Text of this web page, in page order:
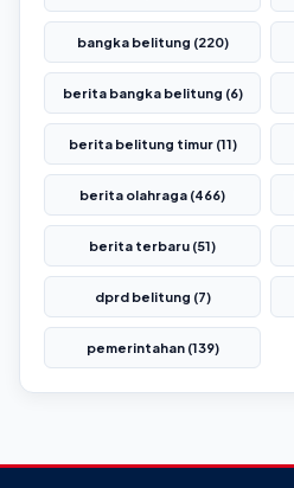
bangka belitung (220)
berita bangka belitung (6)
berita belitung timur (11)
berita olahraga (466)
berita terbaru (51)
dprd belitung (7)
pemerintahan (139)